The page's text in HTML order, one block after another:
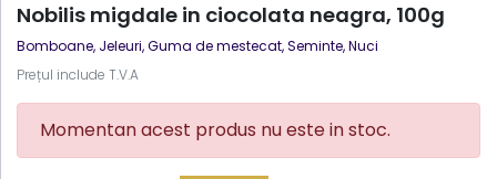
Nobilis migdale in ciocolata neagra, 100g
Bomboane, Jeleuri, Guma de mestecat,Seminte, Nuci
Prețul include T.V.A
Momentan acest produs nu este in stoc.